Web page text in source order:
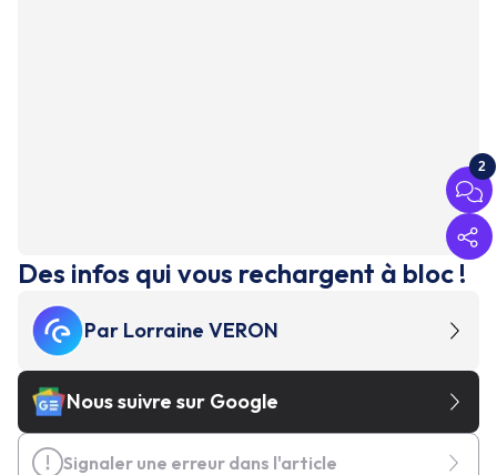
2
Des infos qui vous rechargent à bloc !
Par Lorraine VERON
Nous suivre sur Google
Signaler une erreur dans l'article